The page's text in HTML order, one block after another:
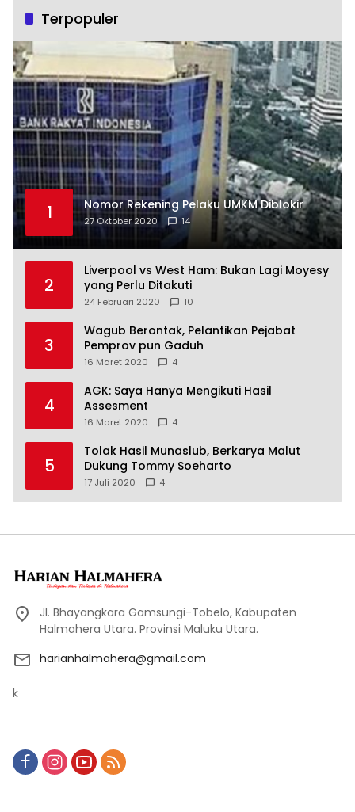
Terpopuler
1 Nomor Rekening Pelaku UMKM Diblokir
27 Oktober 2020 14
2
Liverpool vs West Ham: Bukan Lagi Moyesy
yang Perlu Ditakuti
24 Februari 2020 10
3
Wagub Berontak, Pelantikan Pejabat
Pemprov pun Gaduh
16 Maret 2020 4
4
AGK: Saya Hanya Mengikuti Hasil
Assesment
16 Maret 2020 4
5
Tolak Hasil Munaslub, Berkarya Malut
Dukung Tommy Soeharto
17 Juli 2020 4
Jl. Bhayangkara Gamsungi-Tobelo, Kabupaten
Halmahera Utara. Provinsi Maluku Utara.
harianhalmahera@gmail.com
k